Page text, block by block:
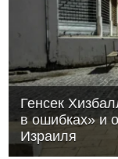
Генсек
в ошибках» и
Израиля